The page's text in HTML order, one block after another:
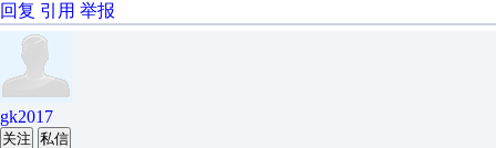
回复 引用 举报
gk2017
关注 私信